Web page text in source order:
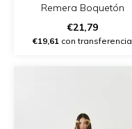
Remera Boquetón
€21,79
€19,61 con transferencia